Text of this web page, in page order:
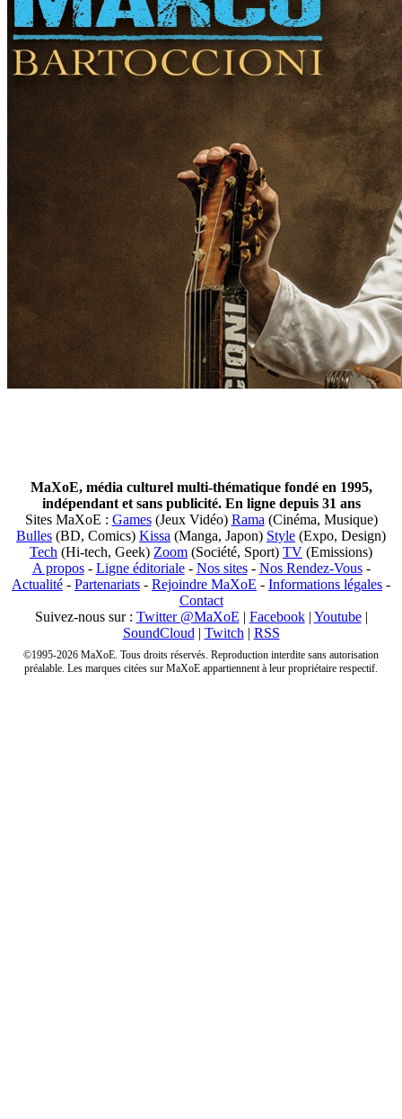
MaXoE, média culturel multi-thématique fondé en 1995,
indépendant et sans publicité. En ligne depuis 31 ans
Sites MaXoE : Games(Jeux Vidéo) Rama (Cinéma, Musique)
Bulles (BD, Comics) Kissa (Manga, Japon) Style (Expo, Design)
Tech (Hi-tech, Geek) Zoom (Société, Sport) TV (Emissions)
A propos- Ligne éditoriale- Nos sites- Nos Rendez-Vous-
Actualité - Partenariats - Rejoindre MaXoE - Informations légales -
Contact
Suivez-nous sur : Twitter @MaXoE | Facebook| Youtube|
SoundCloud | Twitch | RSS
©1995-2026 MaXoE. Tous droits réservés. Reproduction interdite sans autorisation
préalable. Les marques citées sur MaXoE appartiennent à leur propriétaire respectif.